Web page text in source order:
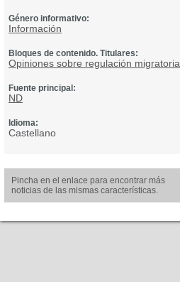
Género informativo:
Información
Bloques de contenido. Titulares:
Opiniones sobre regulación migratoria
Fuente principal:
ND
Idioma:
Castellano
Pincha en el enlace para encontrar más
noticias de las mismas características.